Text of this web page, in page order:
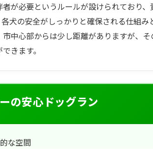
が必要というルールが設けられており
犬の安全がしっかりと確保される仕組み
中心部からは少し距離がありますが、
きます。
の安心ドッグラン
な空間